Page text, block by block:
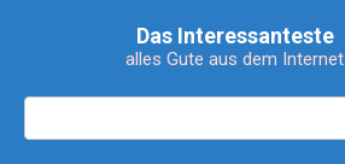
Das Interessanteste
alles Gute aus dem Internet